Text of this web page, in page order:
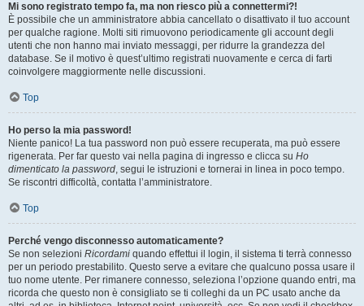
Mi sono registrato tempo fa, ma non riesco più a connettermi?!
È possibile che un amministratore abbia cancellato o disattivato il tuo account
per qualche ragione. Molti siti rimuovono periodicamente gli account degli
utenti che non hanno mai inviato messaggi, per ridurre la grandezza del
database. Se il motivo è quest’ultimo registrati nuovamente e cerca di farti
coinvolgere maggiormente nelle discussioni.
Top
Ho perso la mia password!
Niente panico! La tua password non può essere recuperata, ma può essere
rigenerata. Per far questo vai nella pagina di ingresso e clicca su Ho
dimenticato la password, segui le istruzioni e tornerai in linea in poco tempo.
Se riscontri difficoltà, contatta l’amministratore.
Top
Perché vengo disconnesso automaticamente?
Se non selezioni Ricordami quando effettui il login, il sistema ti terrà connesso
per un periodo prestabilito. Questo serve a evitare che qualcuno possa usare il
tuo nome utente. Per rimanere connesso, seleziona l’opzione quando entri, ma
ricorda che questo non è consigliato se ti colleghi da un PC usato anche da